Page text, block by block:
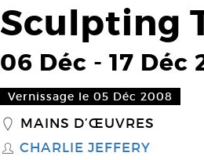
Sculpting
06 Déc - 17 Déc
Vernissage le 05 Déc 2008
_ MAINS D’ŒUVRES
S CHARLIE JEFFERY